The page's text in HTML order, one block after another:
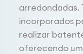
arredondadas.
incorporados
realizar
oferecendo